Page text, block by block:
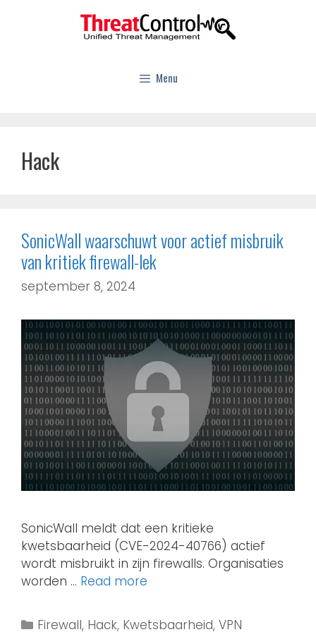
Menu
Hack
SonicWall waarschuwt voor actief misbruik
van kritiek firewall-lek
september 8, 2024
SonicWall meldt dat een kritieke
kwetsbaarheid (CVE-2024-40766) actief
wordt misbruikt in zijn firewalls. Organisaties
worden … Read more
Firewall, Hack, Kwetsbaarheid,VPN